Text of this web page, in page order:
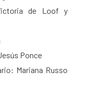
de Loof y
Ponce
Mariana Russo